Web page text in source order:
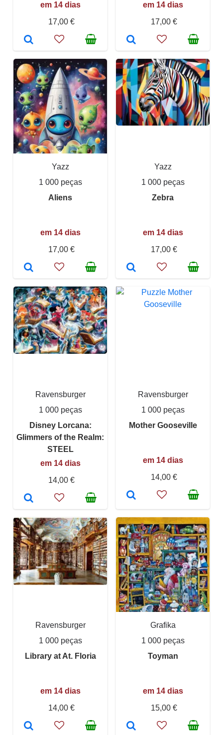
em 14 dias
17,00 €
em 14 dias
17,00 €
Yazz
1 000 peças
Aliens
em 14 dias
17,00 €
Yazz
1 000 peças
Zebra
em 14 dias
17,00 €
Ravensburger
1 000 peças
Disney Lorcana:
Glimmers of the Realm:
STEEL
em 14 dias
14,00 €
Ravensburger
1 000 peças
Mother Gooseville
em 14 dias
14,00 €
Ravensburger
1 000 peças
Library at At. Floria
em 14 dias
14,00 €
Grafika
1 000 peças
Toyman
em 14 dias
15,00 €